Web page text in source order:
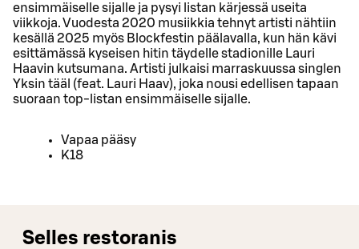
ensimmäiselle sijalle ja pysyi listan kärjessä useita
viikkoja. Vuodesta 2020 musiikkia tehnyt artisti nähtiin
kesällä 2025 myös Blockfestin päälavalla, kun hän kävi
esittämässä kyseisen hitin täydelle stadionille Lauri
Haavin kutsumana. Artisti julkaisi marraskuussa singlen
Yksin tääl (feat. Lauri Haav), joka nousi edellisen tapaan
suoraan top-listan ensimmäiselle sijalle.
Vapaa pääsy
K18
Selles restoranis